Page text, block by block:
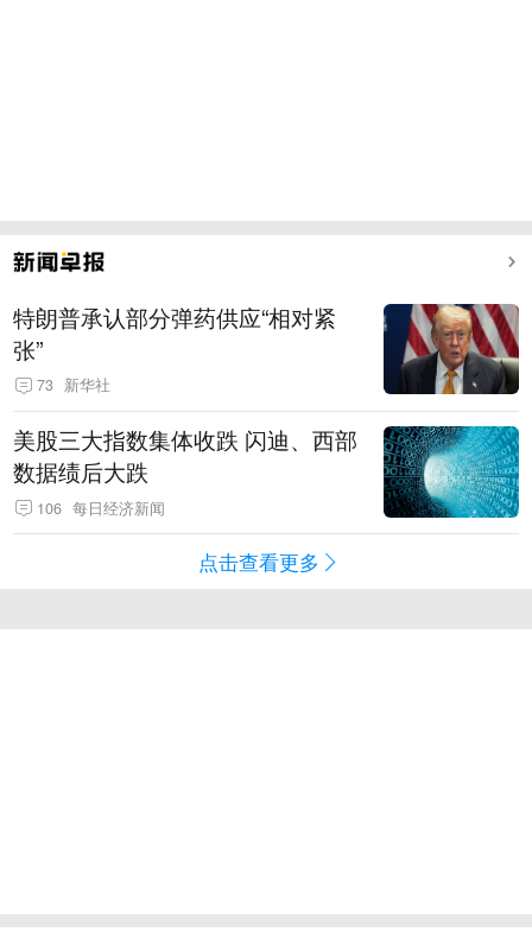
特朗普承认部分弹药供应“相对紧
张”
73 新华社
美股三大指数集体收跌 闪迪、西部
数据绩后大跌
106 每日经济新闻
点击查看更多